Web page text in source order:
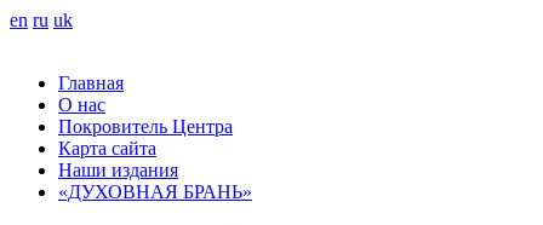
en ru uk
Главная
О нас
Покровитель Центра
Карта сайта
Наши издания
«ДУХОВНАЯ БРАНЬ»